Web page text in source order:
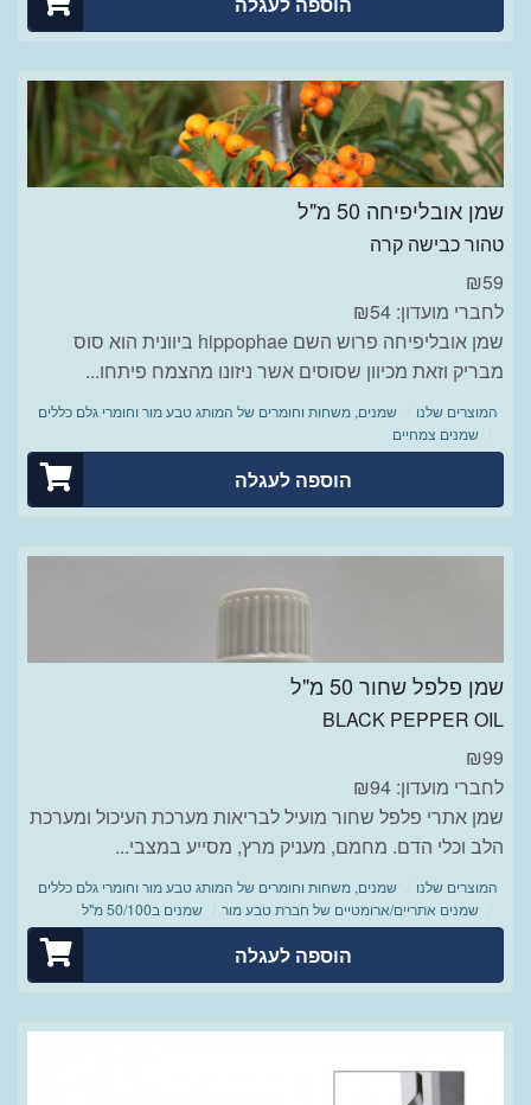
שמן אובליפיחה 50 מ"ל
טהור כבישה קרה
₪59
לחברי מועדון: ₪54
שמן אובליפיחה פרוש השם hippophae ביוונית הוא סוס
מבריק וזאת מכיוון שסוסים אשר ניזונו מהצמח פיתחו...
המוצרים שלנו
שמנים, משחות וחומרים של המותג טבע מור וחומרי גלם כללים
שמנים צמחיים
הוספה לעגלה
שמן פלפל שחור 50 מ"ל
BLACK PEPPER OIL
₪99
לחברי מועדון: ₪94
שמן אתרי פלפל שחור מועיל לבריאות מערכת העיכול ומערכת
הלב וכלי הדם. מחמם, מעניק מרץ, מסייע במצבי...
המוצרים שלנו
שמנים, משחות וחומרים של המותג טבע מור וחומרי גלם כללים
שמנים אתריים/ארומטיים של חברת טבע מור
שמנים ב50/100 מ"ל
הוספה לעגלה